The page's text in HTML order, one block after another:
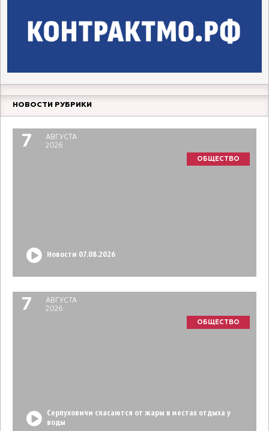
НОВОСТИ РУБРИКИ
7
АВГУСТА
2026
ОБЩЕСТВО
Новости 07.08.2026
7
АВГУСТА
2026
ОБЩЕСТВО
Серпуховичи спасаются от жары в местах отдыха у
воды